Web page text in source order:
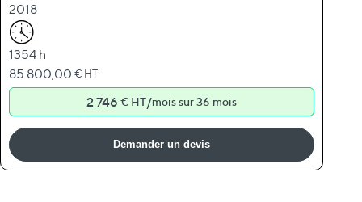
2018
1354 h
85 800,00 € HT
2 746 € HT/mois sur 36 mois
Demander un devis